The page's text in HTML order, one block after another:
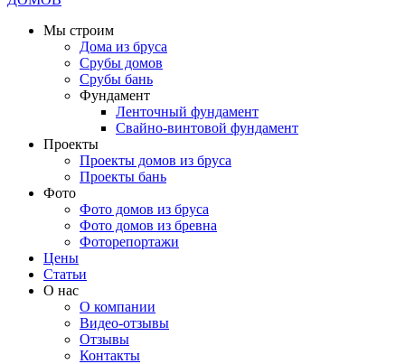
Мы строим
Дома из бруса
Срубы домов
Срубы бань
Фундамент
Ленточный фундамент
Свайно-винтовой фундамент
Проекты
Проекты домов из бруса
Проекты бань
Фото
Фото домов из бруса
Фото домов из бревна
Фоторепортажи
Цены
Статьи
О нас
О компании
Видео-отзывы
Отзывы
Контакты